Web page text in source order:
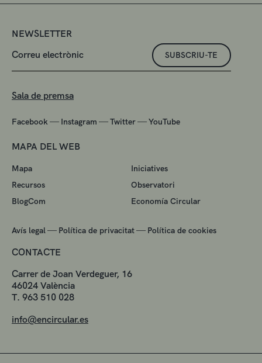
NEWSLETTER
SUBSCRIU-TE
Sala de premsa
Facebook — Instagram —Twitter—YouTube
MAPA DEL WEB
Mapa
Iniciatives
Recursos
Observatori
BlogCom
Economía Circular
Avís legal — Política de privacitat— Política de cookies
CONTACTE
Carrer de Joan Verdeguer, 16
46024 València
T. 963 510 028
info@encircular.es